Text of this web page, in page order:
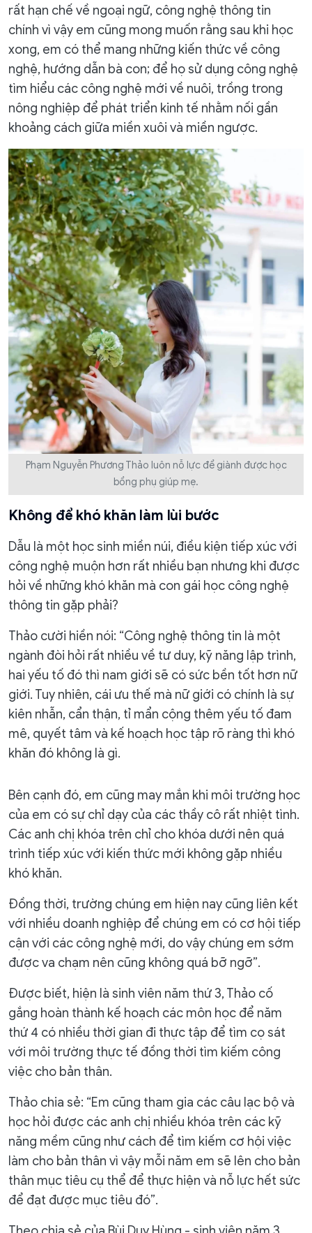
rất hạn chế về ngoại ngữ, công nghệ thông tin
chính vì vậy em cũng mong muốn rằng sau khi học
xong, em có thể mang những kiến thức về công
nghệ, hướng dẫn bà con; để họ sử dụng công nghệ
tìm hiểu các công nghệ mới về nuôi, trồng trong
nông nghiệp để phát triển kinh tế nhằm nối gần
khoảng cách giữa miền xuôi và miền ngược.
Phạm Nguyễn Phương Thảo luôn nỗ lực để giành được học
bổng phụ giúp mẹ.
Không để khó khăn làm lùi bước
Dẫu là một học sinh miền núi, điều kiện tiếp xúc với
công nghệ muộn hơn rất nhiều bạn nhưng khi được
hỏi về những khó khăn mà con gái học công nghệ
thông tin gặp phải?
Thảo cười hiền nói: “Công nghệ thông tin là một
ngành đòi hỏi rất nhiều về tư duy, kỹ năng lập trình,
hai yếu tố đó thì nam giới sẽ có sức bền tốt hơn nữ
giới. Tuy nhiên, cái ưu thế mà nữ giới có chính là sự
kiên nhẫn, cẩn thận, tỉ mẩn cộng thêm yếu tố đam
mê, quyết tâm và kế hoạch học tập rõ ràng thì khó
khăn đó không là gì.
Bên cạnh đó, em cũng may mắn khi môi trường học
của em có sự chỉ dạy của các thầy cô rất nhiệt tình.
Các anh chị khóa trên chỉ cho khóa dưới nên quá
trình tiếp xúc với kiến thức mới không gặp nhiều
khó khăn.
Đồng thời, trường chúng em hiện nay cũng liên kết
với nhiều doanh nghiệp để chúng em có cơ hội tiếp
cận với các công nghệ mới, do vậy chúng em sớm
được va chạm nên cũng không quá bỡ ngỡ”.
Được biết, hiện là sinh viên năm thứ 3, Thảo cố
gắng hoàn thành kế hoạch các môn học để năm
thứ 4 có nhiều thời gian đi thực tập để tìm cọ sát
với môi trường thực tế đồng thời tìm kiếm công
việc cho bản thân.
Thảo chia sẻ: “Em cũng tham gia các câu lạc bộ và
học hỏi được các anh chị nhiều khóa trên các kỹ
năng mềm cũng như cách để tìm kiếm cơ hội việc
làm cho bản thân vì vậy mỗi năm em sẽ lên cho bản
thân mục tiêu cụ thể để thực hiện và nỗ lực hết sức
để đạt được mục tiêu đó”.